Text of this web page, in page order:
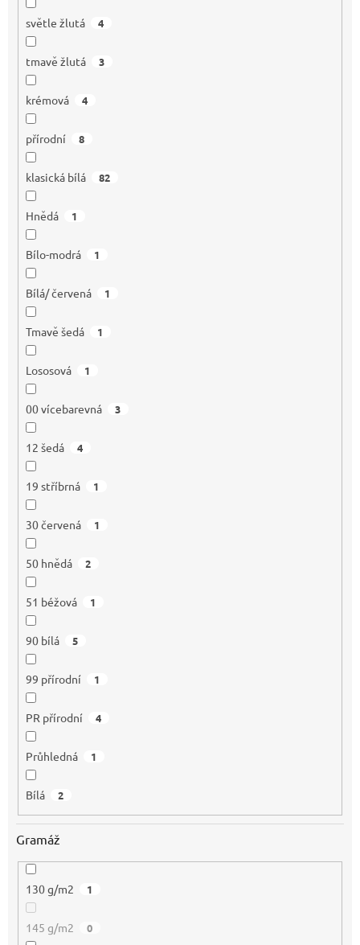
světle žlutá 4
tmavě žlutá 3
krémová 4
přírodní 8
klasická bílá 82
Hnědá 1
Bílo-modrá 1
Bílá/ červená 1
Tmavě šedá 1
Lososová 1
00 vícebarevná 3
12 šedá 4
19 stříbrná 1
30 červená 1
50 hnědá 2
51 béžová 1
90 bílá 5
99 přírodní 1
PR přírodní 4
Průhledná 1
Bílá 2
Gramáž
130 g/m2 1
145 g/m2 0